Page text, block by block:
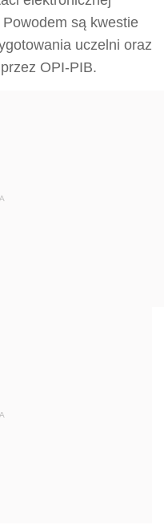
są kwestie
uczelni oraz
OPI-PIB.